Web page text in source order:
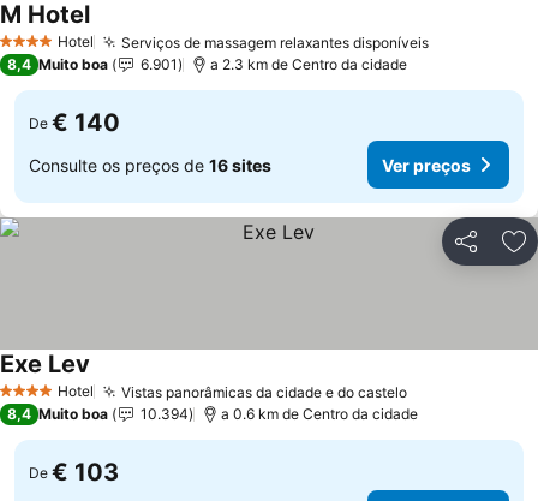
4 EstrelasHotel Serviços de massagem relaxantes disponíveisVer preços
M HotelVer preços
8,4 Muito boa 6.901 a 2.3 km de Centro da cidade
De € 140
Consulte os preços de 16 sites Ver preços
Partilhar
4 EstrelasHotel Vistas panorâmicas da cidade e do casteloVer preços
Exe Lev
8,4 Muito boa 10.394 a 0.6 km de Centro da cidade
De € 103